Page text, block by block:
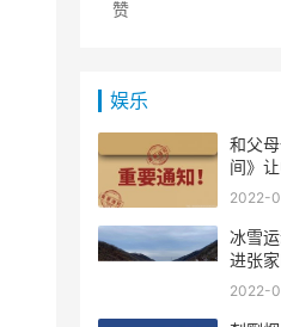
赞
娱乐
和父
间》
违的
2022-
冰雪
进张
2022-